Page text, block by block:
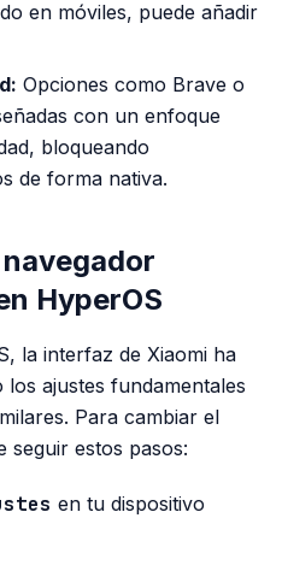
en móviles, puede añadir
Opciones como Brave o
con un enfoque
bloqueando
de forma nativa.
HyperOS
la interfaz de Xiaomi ha
ajustes fundamentales
Para cambiar el
seguir estos pasos:
en tu dispositivo